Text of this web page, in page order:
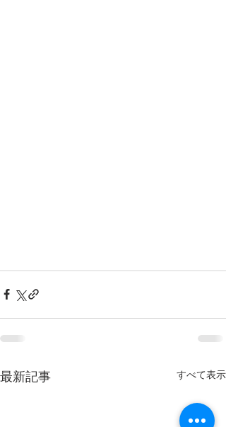
最新記事 すべて表示